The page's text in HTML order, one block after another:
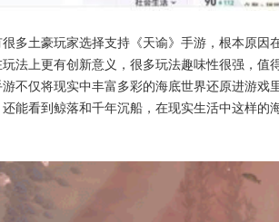
多土豪玩家选择支持《天谕》手游，根本原
法上更有创新意义，很多玩法趣味性很强，
游不仅将现实中丰富多彩的海底世界还原进游
能看到鲸落和千年沉船，在现实生活中这样的